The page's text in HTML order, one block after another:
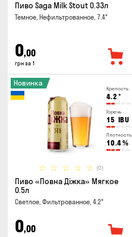
Пиво Saga Milk Stout 0.33л
Темное, Нефильтрованное, 7.4°
0,00
грн за 1
Крепость
4.2 °
Горечь
15 IBU
Плотность
10.4%
(0)
Новинка
Пиво «Повна Діжка» Мягкое
0.5л
Светлое, Фильтрованное, 4.2°
0,00